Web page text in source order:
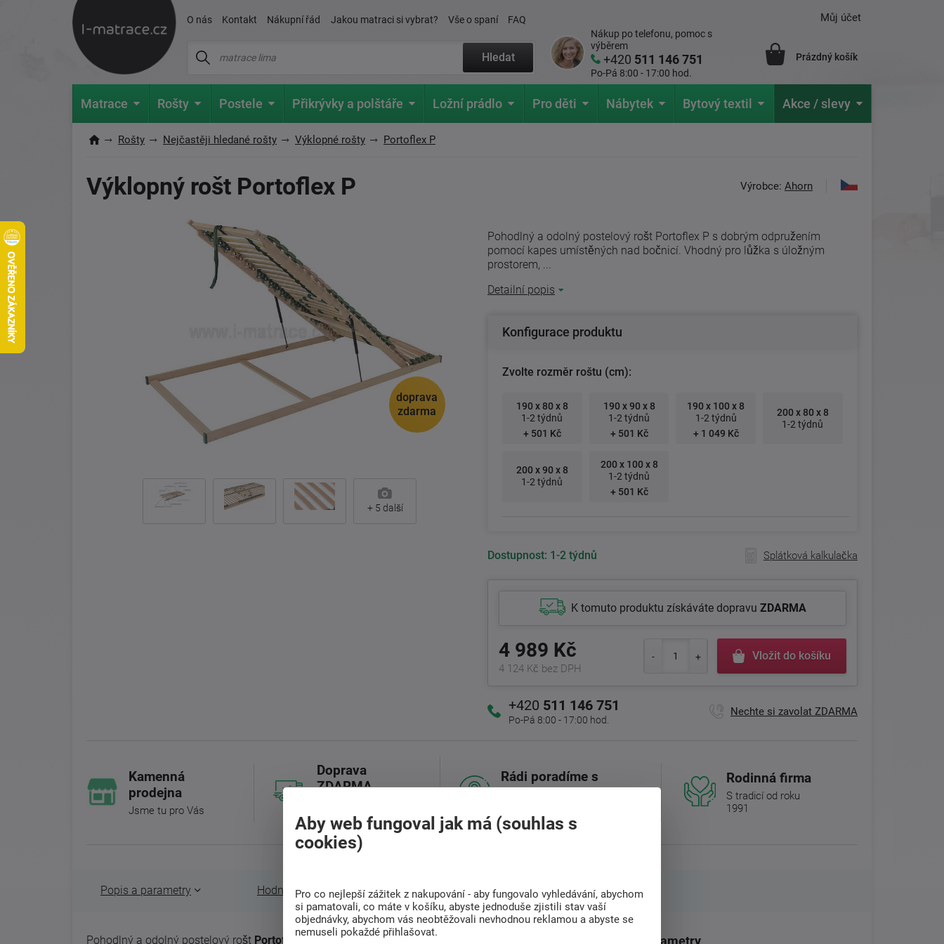
O nás Kontakt Nákupní řád Jakou matraci si vybrat? Vše o spaní FAQ
Hledat
Nákup po telefonu, pomoc s
výběrem
+420 511 146 751
Po-Pá 8:00 - 17:00 hod.
Můj účet
Prázdný košík
Matrace Rošty Postele Přikrývky a polštáře Ložní prádlo Pro děti Nábytek Bytový textil Akce / slevy
Rošty Nejčastěji hledané rošty Výklopné rošty Portoflex P
Výklopný rošt Portoflex P Výrobce:Ahorn
doprava
zdarma
+ 5 další
Pohodlný a odolný postelový rošt Portoflex P s dobrým odpružením
pomocí kapes umístěných nad bočnicí. Vhodný pro lůžka s úložným
prostorem, ...
Detailní popis
Konfigurace produktu
Zvolte rozměr roštu (cm):
190 x 80 x 8
1-2 týdnů
+ 501 Kč
190 x 90 x 8
1-2 týdnů
+ 501 Kč
190 x 100 x 8
1-2 týdnů
+ 1 049 Kč
200 x 80 x 8
1-2 týdnů
200 x 90 x 8
1-2 týdnů
200 x 100 x 8
1-2 týdnů
+ 501 Kč
Dostupnost: 1-2 týdnů Splátková kalkulačka
K tomuto produktu získáváte dopravu ZDARMA
4 989 Kč
4 124 Kč bez DPH
Vložit do košíku
+420 511 146 751
Po-Pá 8:00 - 17:00 hod.
Nechte si zavolat ZDARMA
Kamenná
prodejna
Jsme tu pro Vás
Doprava
ZDARMA
Rádi poradíme s
výběrem
Rodinná firma
S tradicí od roku
1991
Popis a parametry Hodnocení (0) Související zboží (2)
Pohodlný a odolný postelový rošt Portoflex Ps dobrým odpružením pomocí kapes
Aby web fungoval jak má (souhlas s
cookies)
Pro co nejlepší zážitek z nakupování - aby fungovalo vyhledávání, abychom
si pamatovali, co máte v košíku, abyste jednoduše zjistili stav vaší
objednávky, abychom vás neobtěžovali nevhodnou reklamou a abyste se
nemuseli pokaždé přihlašovat.